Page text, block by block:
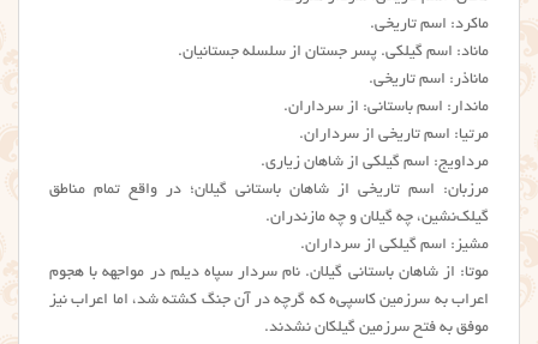
ماکرد: اسم تاریخی.
ماناد: اسم گيلكي. پسر جستان از سلسله جستانیان.
ماناذر: اسم تاریخی.
ماندار: اسم باستانی: از سرداران.
مرتیا: اسم تاریخی از سرداران.
مرداویج: اسم گيلكي از شاهان زیاری.
مرزبان: اسم تاریخی از شاهان باستانی گیلان؛ در واقع تمام مناطق
گیلک‌نشین، چه گیلان و چه مازندران.
مشیز: اسم گیلکی از سرداران.
موتا: از شاهان باستانی گیلان. نام سردار سپاه دیلم در مواجهه با هجوم
اعراب به سرزمین کاسپی‌ه که گرچه در آن جنگ کشته شد، اما اعراب نیز
موفق به فتح سرزمین گیلکان نشدند.